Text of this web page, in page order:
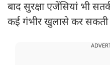
बाद सुरक्षा एजेंसियां भी
कई गंभीर खुलासे कर सकती